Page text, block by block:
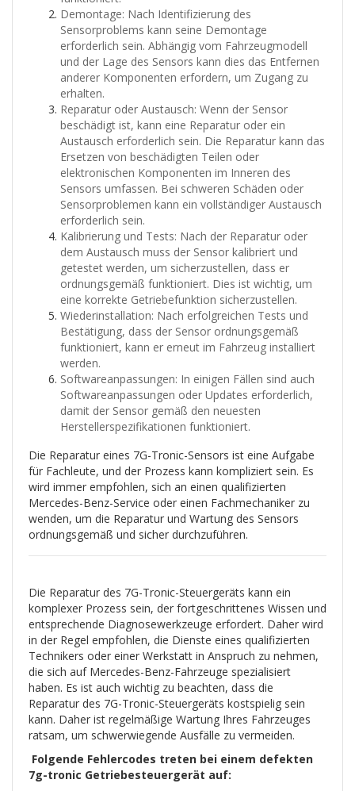
Demontage: Nach Identifizierung des
Sensorproblems kann seine Demontage
erforderlich sein. Abhängig vom Fahrzeugmodell
und der Lage des Sensors kann dies das Entfernen
anderer Komponenten erfordern, um Zugang zu
erhalten.
Reparatur oder Austausch: Wenn der Sensor
beschädigt ist, kann eine Reparatur oder ein
Austausch erforderlich sein. Die Reparatur kann das
Ersetzen von beschädigten Teilen oder
elektronischen Komponenten im Inneren des
Sensors umfassen. Bei schweren Schäden oder
Sensorproblemen kann ein vollständiger Austausch
erforderlich sein.
Kalibrierung und Tests: Nach der Reparatur oder
dem Austausch muss der Sensor kalibriert und
getestet werden, um sicherzustellen, dass er
ordnungsgemäß funktioniert. Dies ist wichtig, um
eine korrekte Getriebefunktion sicherzustellen.
Wiederinstallation: Nach erfolgreichen Tests und
Bestätigung, dass der Sensor ordnungsgemäß
funktioniert, kann er erneut im Fahrzeug installiert
werden.
Softwareanpassungen: In einigen Fällen sind auch
Softwareanpassungen oder Updates erforderlich,
damit der Sensor gemäß den neuesten
Herstellerspezifikationen funktioniert.
Die Reparatur eines 7G-Tronic-Sensors ist eine Aufgabe
für Fachleute, und der Prozess kann kompliziert sein. Es
wird immer empfohlen, sich an einen qualifizierten
Mercedes-Benz-Service oder einen Fachmechaniker zu
wenden, um die Reparatur und Wartung des Sensors
ordnungsgemäß und sicher durchzuführen.
Die Reparatur des 7G-Tronic-Steuergeräts kann ein
komplexer Prozess sein, der fortgeschrittenes Wissen und
entsprechende Diagnosewerkzeuge erfordert. Daher wird
in der Regel empfohlen, die Dienste eines qualifizierten
Technikers oder einer Werkstatt in Anspruch zu nehmen,
die sich auf Mercedes-Benz-Fahrzeuge spezialisiert
haben. Es ist auch wichtig zu beachten, dass die
Reparatur des 7G-Tronic-Steuergeräts kostspielig sein
kann. Daher ist regelmäßige Wartung Ihres Fahrzeuges
ratsam, um schwerwiegende Ausfälle zu vermeiden.
Folgende Fehlercodes treten bei einem defekten
7g-tronic Getriebesteuergerät auf: